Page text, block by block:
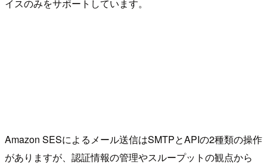
イスのみをサポートしています。
Amazon SESによるメール送信はSMTPとAPIの2種類の操作
がありますが、認証情報の管理やスループットの観点から